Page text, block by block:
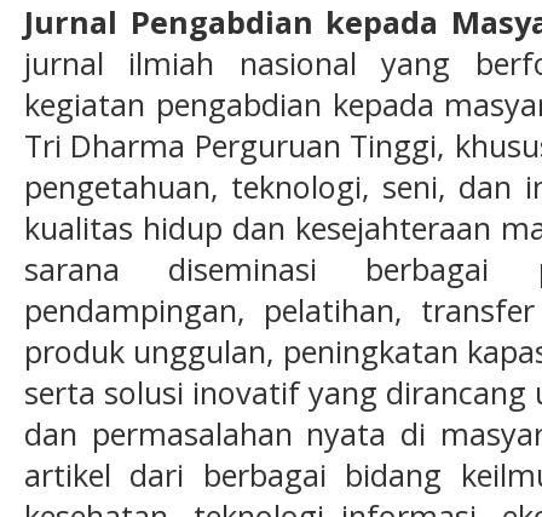
Jurnal Pengabdian kepada
jurnal ilmiah nasional yang
kegiatan pengabdian kepada
Tri Dharma Perguruan Tinggi,
pengetahuan, teknologi, seni, dan
kualitas hidup dan kesejahteraan
sarana diseminasi berbagai
pendampingan, pelatihan,
produk unggulan, peningkatan
serta solusi inovatif yang
dan permasalahan nyata di
artikel dari berbagai bidang